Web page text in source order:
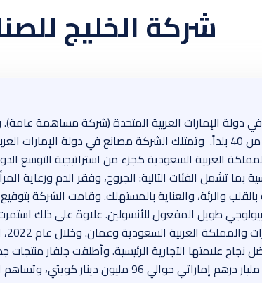
شركة الخليج
تأسست الشركة في عام 1980 في دولة الإمارات العربية المتحدة
وتقوم بتوزيع الأدوية على أكثر من 40 بلداً. وتمتلك الشركة
العربية السعودية كجزء من استراتيجية التوسع
بما تشمل الفئات التالية: الجروح، وفقر الدم ورعاية
بالقلب والرئة، والعناية بالمستهلك. وقامت الشركة
طويل المفعول للأنسولين. علاوة على ذلك استمرت
علامتها التجارية الرئيسية. وأطلقت جلفار منتجات